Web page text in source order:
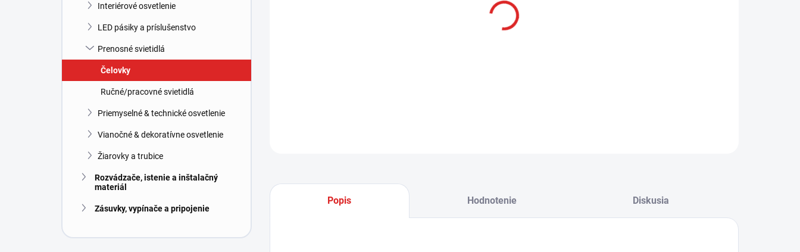
Interiérové osvetlenie
LED pásiky a príslušenstvo
Prenosné svietidlá
Čelovky
Ručné/pracovné svietidlá
Priemyselné & technické osvetlenie
Vianočné & dekoratívne osvetlenie
Žiarovky a trubice
Rozvádzače, istenie a inštalačný
materiál
Zásuvky, vypínače a pripojenie
svetelných zdrojov s bielou farbou svetla. Napájanie
zabezpečujú 3 x AAA batérie (nie je príslušenstvom).
Popis Hodnotenie Diskusia